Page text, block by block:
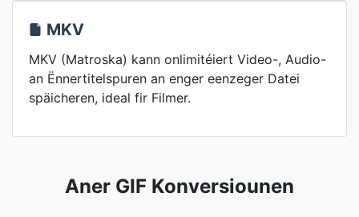
MKV
MKV (Matroska) kann onlimitéiert Video-, Audio-
an Ënnertitelspuren an enger eenzeger Datei
späicheren, ideal fir Filmer.
Aner GIF Konversiounen